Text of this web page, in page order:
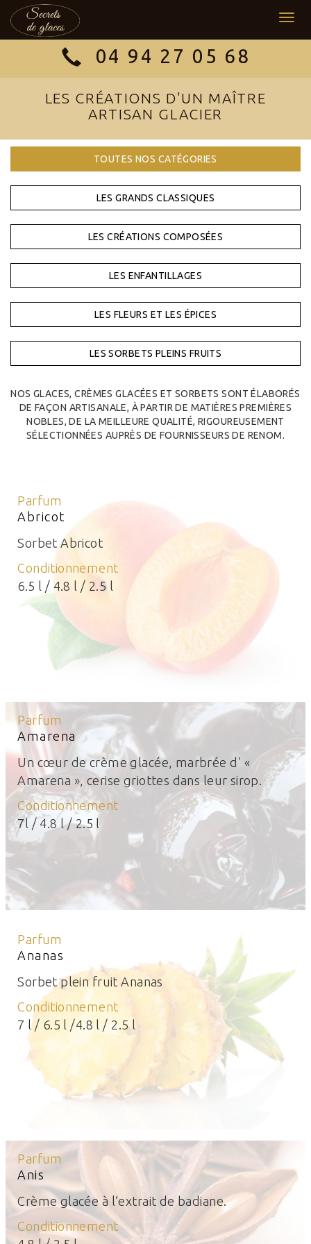
04 94 27 05 68
LES CRÉATIONS D'UN MAÎTRE
ARTISAN GLACIER
TOUTES NOS CATÉGORIES
LES GRANDS CLASSIQUES
LES CRÉATIONS COMPOSÉES
LES ENFANTILLAGES
LES FLEURS ET LES ÉPICES
LES SORBETS PLEINS FRUITS
NOS GLACES, CRÈMES GLACÉES ET SORBETS SONT ÉLABORÉS
DE FAÇON ARTISANALE, À PARTIR DE MATIÈRES PREMIÈRES
NOBLES, DE LA MEILLEURE QUALITÉ, RIGOUREUSEMENT
SÉLECTIONNÉES AUPRÈS DE FOURNISSEURS DE RENOM.
Parfum
Abricot
Sorbet Abricot
Conditionnement
6.5 l / 4.8 l / 2.5 l
Parfum
Amarena
Un cœur de crème glacée, marbrée d' «
Amarena », cerise griottes dans leur sirop.
Conditionnement
7l / 4.8 l / 2.5 l
Parfum
Ananas
Sorbet plein fruit Ananas
Conditionnement
7 l / 6.5 l /4.8 l / 2.5 l
Parfum
Anis
Crème glacée à l’extrait de badiane.
Conditionnement